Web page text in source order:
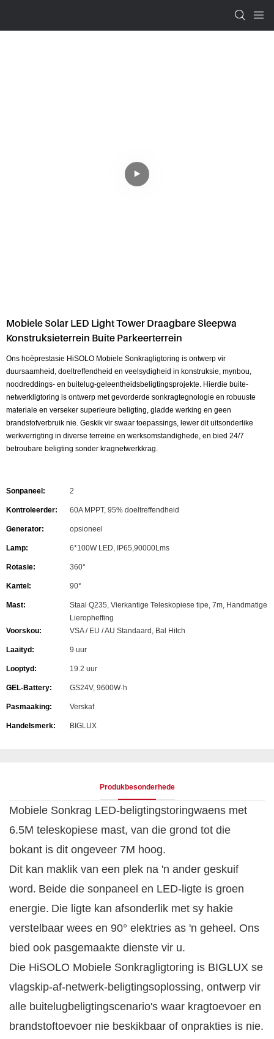
Mobiele Solar LED Light Tower Draagbare Sleepwa
Konstruksieterrein Buite Parkeerterrein
Ons hoëprestasie HiSOLO Mobiele Sonkragligtoring is ontwerp vir
duursaamheid, doeltreffendheid en veelsydigheid in konstruksie, mynbou,
noodreddings- en buitelug-geleentheidsbeligtingsprojekte. Hierdie buite-
netwerkligtoring is ontwerp met gevorderde sonkragtegnologie en robuuste
materiale en verseker superieure beligting, gladde werking en geen
brandstofverbruik nie. Geskik vir swaar toepassings, lewer dit uitsonderlike
werkverrigting in diverse terreine en werksomstandighede, en bied 24/7
betroubare beligting sonder kragnetwerkkrag.
Sonpaneel: 2
Kontroleerder: 60A MPPT, 95% doeltreffendheid
Generator: opsioneel
Lamp: 6*100W LED, IP65,90000Lms
Rotasie: 360°
Kantel: 90°
Mast:
Staal Q235, Vierkantige Teleskopiese tipe, 7m, Handmatige
Lieropheffing
Voorskou:
VSA / EU / AU Standaard, Bal Hitch
Laaityd: 9 uur
Looptyd: 19.2 uur
GEL-Battery: GS24V, 9600W·h
Pasmaaking: Verskaf
Handelsmerk: BIGLUX
Produkbesonderhede
Mobiele Sonkrag LED-beligtingstoringwaens met
6.5M teleskopiese mast, van die grond tot die
bokant is dit ongeveer 7M hoog.
Dit kan maklik van een plek na 'n ander geskuif
word. Beide die sonpaneel en LED-ligte is groen
energie. Die ligte kan afsonderlik met sy hakie
verstelbaar wees en 90° elektries as 'n geheel. Ons
bied ook pasgemaakte dienste vir u.
Die HiSOLO Mobiele Sonkragligtoring is BIGLUX se
vlagskip-af-netwerk-beligtingsoplossing, ontwerp vir
alle buitelugbeligtingscenario's waar kragtoevoer en
brandstoftoevoer nie beskikbaar of onprakties is nie.